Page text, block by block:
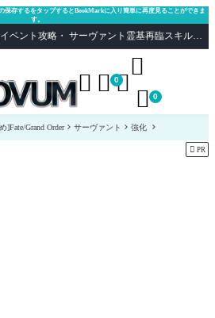
保存するをタップするとBookMarkに入り簡単に再度見ることができま
す。
FGOまとめニュース速報・最新イベント攻略・ サーヴァント霊基再臨スキル性能評価まとめ Fate/Grand Order
  0

 0
]Fate/Grand Order サーヴァント 強化
 PR